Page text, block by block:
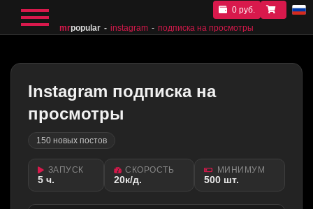
mrpopular instagram подписка на просмотры
0 руб.
Instagram подписка на
просмотры
150 новых постов
ЗАПУСК
5 ч.
СКОРОСТЬ
20к/д.
МИНИМУМ
500 шт.